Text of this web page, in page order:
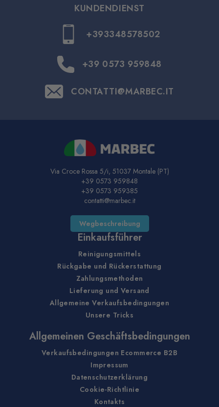
KUNDENDIENST
+393348578502
+39 0573 959848
CONTATTI@MARBEC.IT
Via Croce Rossa 5/i, 51037 Montale (PT)
+39 0573 959848
+39 0573 959385
contatti@marbec.it
Wegbeschreibung
Einkaufsführer
Reinigungsmittels
Rückgabe und Rückerstattung
Zahlungsmethoden
Lieferung und Versand
Allgemeine Verkaufsbedingungen
Unsere Tricks
Allgemeinen Geschäftsbedingungen
Verkaufsbedingungen Ecommerce B2B
Impressum
Datenschutzerklärung
Cookie-Richtlinie
Kontakts